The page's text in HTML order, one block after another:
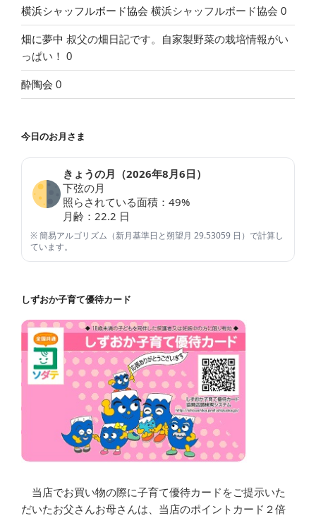
横浜シャッフルボード協会 横浜シャッフルボード協会 0
畑に夢中 叔父の畑日記です。自家製野菜の栽培情報がい
っぱい！ 0
酔陶会 0
今日のお月さま
きょうの月（2026年8月6日 ）
下弦の月
照らされている面積： 49%
月齢： 22.2 日
※ 簡易アルゴリズム（新月基準日と朔望月 29.53059 日）で計算し
ています。
しずおか子育て優待カード
当店でお買い物の際に子育て優待カードをご提示いた
だいたお父さんお母さんは、当店のポイントカード２倍